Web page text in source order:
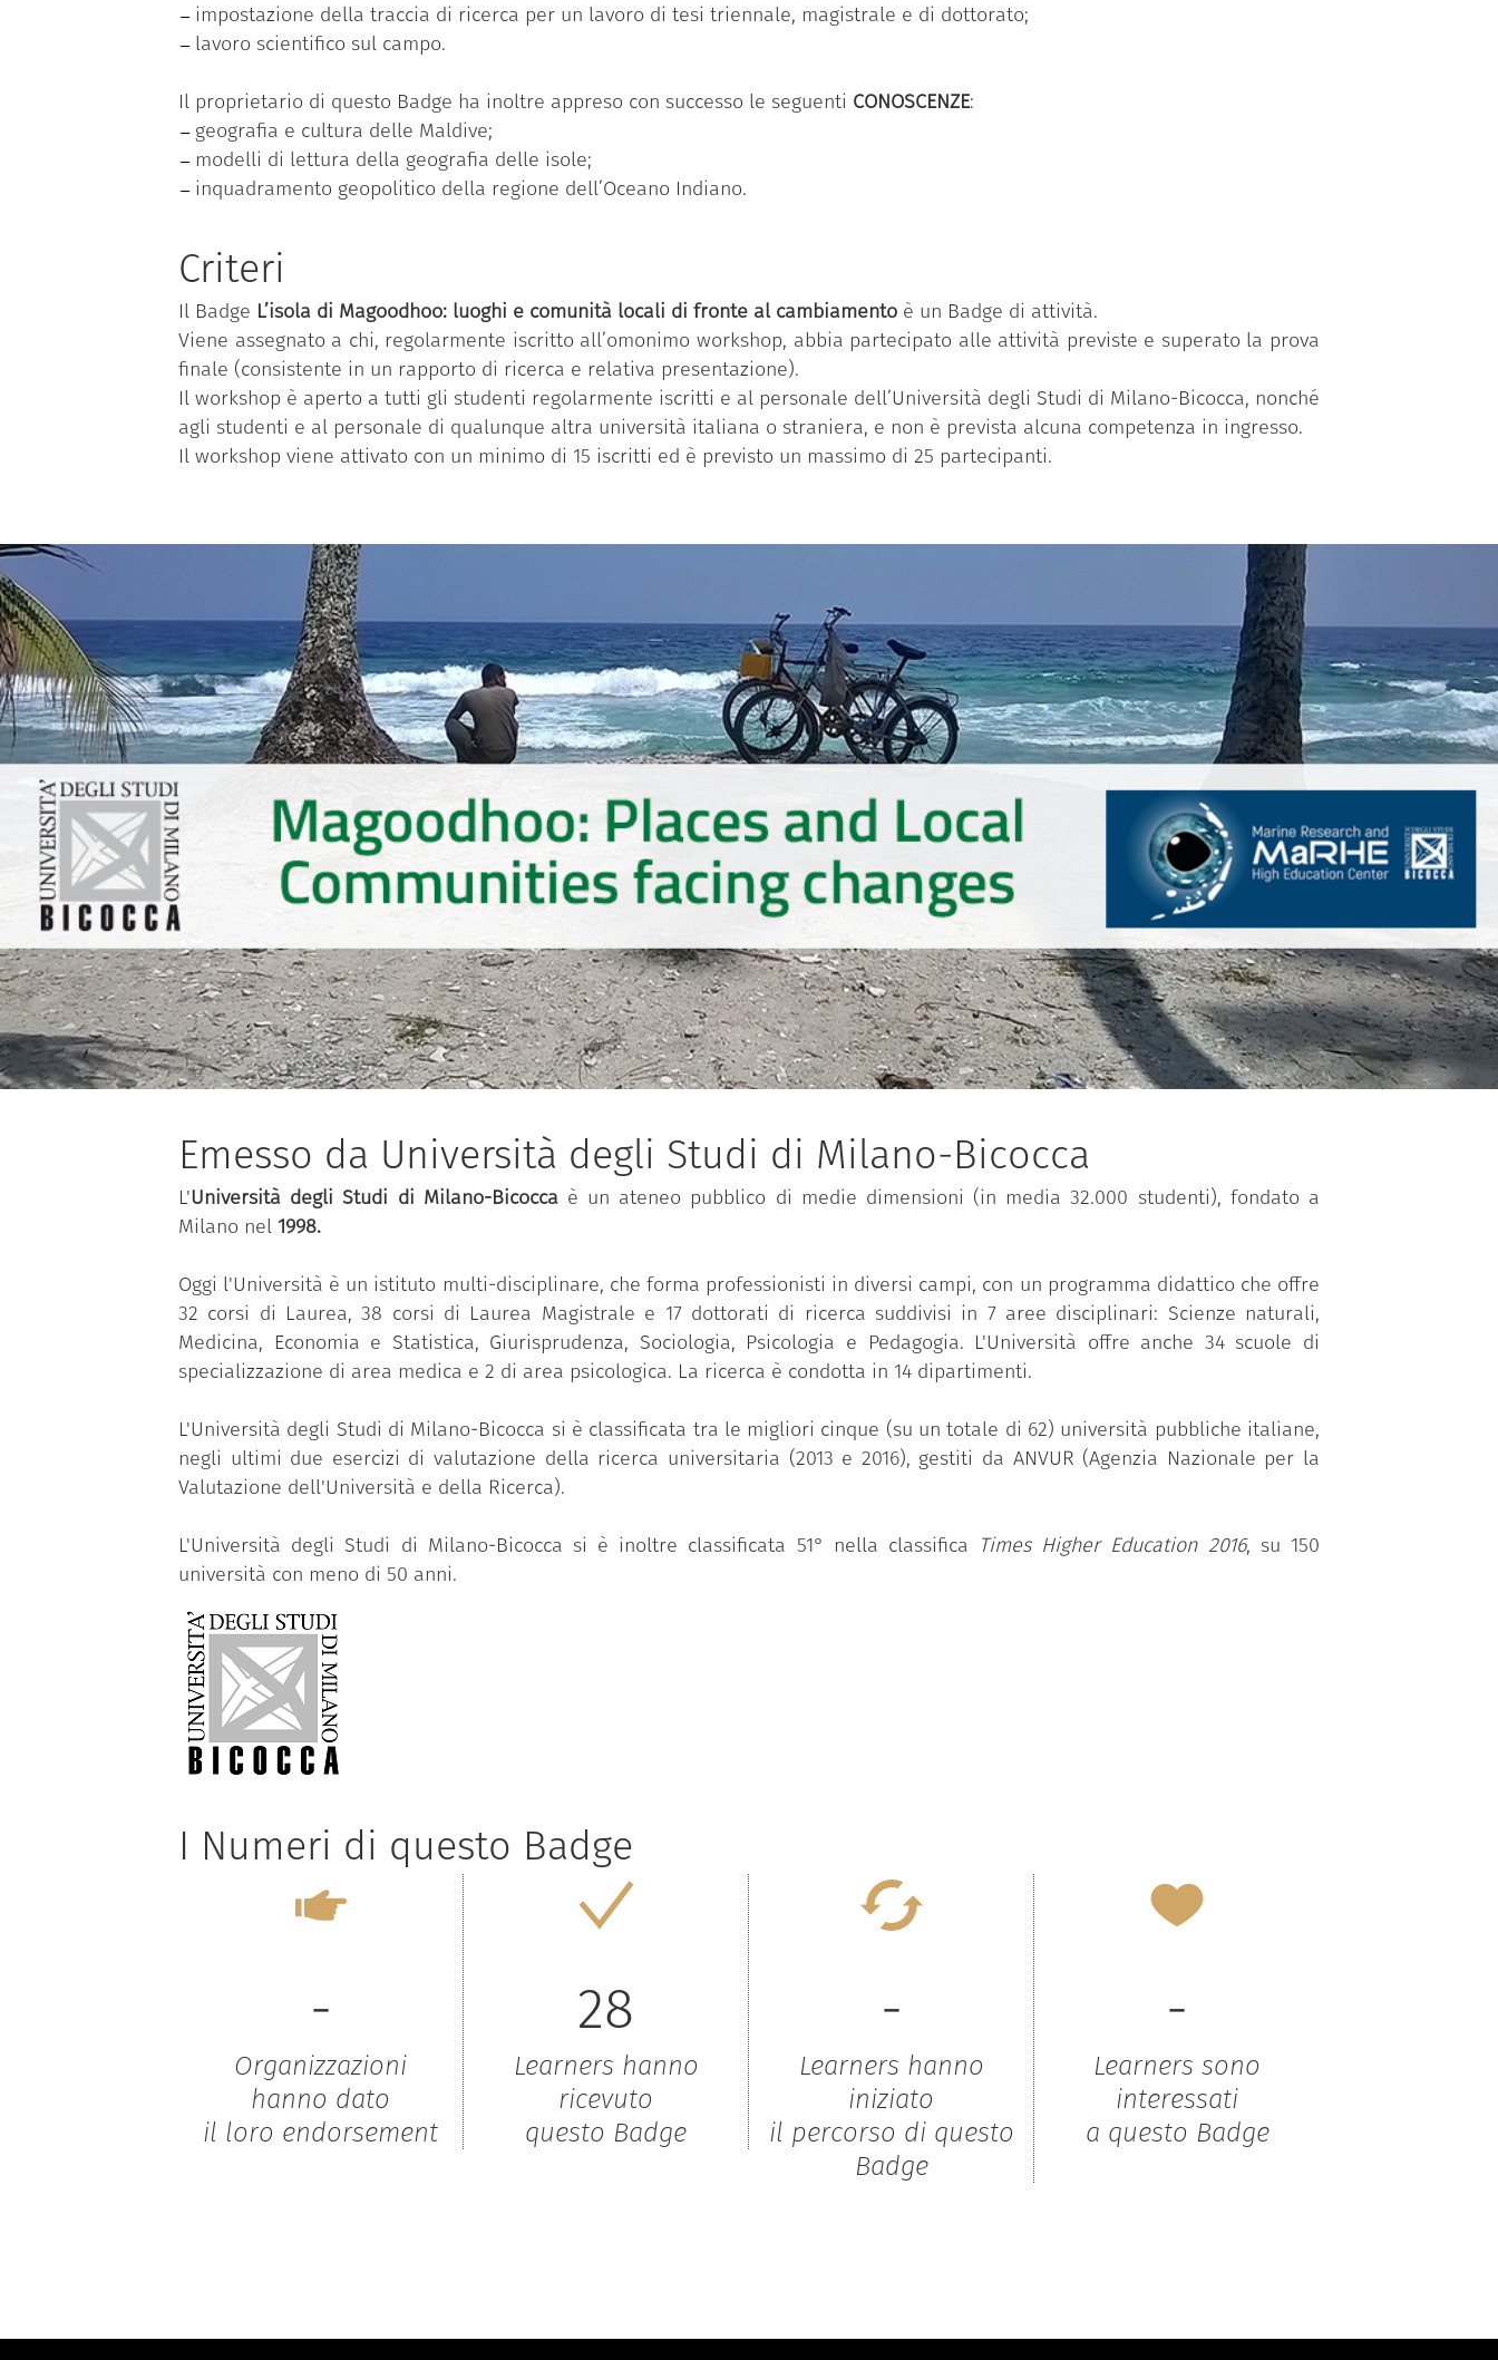
impostazione della traccia di ricerca per un lavoro di tesi triennale, magistrale e di dottorato;
lavoro scientifico sul campo.
Il proprietario di questo Badge ha inoltre appreso con successo le seguenti CONOSCENZE:
geografia e cultura delle Maldive;
modelli di lettura della geografia delle isole;
inquadramento geopolitico della regione dell’Oceano Indiano.
Criteri
Il Badge L’isola di Magoodhoo: luoghi e comunità locali di fronte al cambiamento è un Badge di attività.
Viene assegnato a chi, regolarmente iscritto all’omonimo workshop, abbia partecipato alle attività previste e superato la prova
finale (consistente in un rapporto di ricerca e relativa presentazione).
Il workshop è aperto a tutti gli studenti regolarmente iscritti e al personale dell’Università degli Studi di Milano-Bicocca, nonché
agli studenti e al personale di qualunque altra università italiana o straniera, e non è prevista alcuna competenza in ingresso.
Il workshop viene attivato con un minimo di 15 iscritti ed è previsto un massimo di 25 partecipanti.
Emesso da Università degli Studi di Milano-Bicocca
L'Università degli Studi di Milano-Bicoccaè un ateneo pubblico di medie dimensioni (in media 32.000 studenti), fondato a
Milano nel 1998.
Oggi l'Università è un istituto multi-disciplinare, che forma professionisti in diversi campi, con un programma didattico che offre
32 corsi di Laurea, 38 corsi di Laurea Magistrale e 17 dottorati di ricerca suddivisi in 7 aree disciplinari: Scienze naturali,
Medicina, Economia e Statistica, Giurisprudenza, Sociologia, Psicologia e Pedagogia. L'Università offre anche 34 scuole di
specializzazione di area medica e 2 di area psicologica. La ricerca è condotta in 14 dipartimenti.
L'Università degli Studi di Milano-Bicocca si è classificata tra le migliori cinque (su un totale di 62) università pubbliche italiane,
negli ultimi due esercizi di valutazione della ricerca universitaria (2013 e 2016), gestiti da ANVUR (Agenzia Nazionale per la
Valutazione dell'Università e della Ricerca).
L'Università degli Studi di Milano-Bicocca si è inoltre classificata 51° nella classifica Times Higher Education 2016, su 150
università con meno di 50 anni.
I Numeri di questo Badge
-
Organizzazioni
hanno dato
il loro endorsement
28
Learners hanno
ricevuto
questo Badge
-
Learners hanno
iniziato
il percorso di questo
Badge
-
Learners sono
interessati
a questo Badge